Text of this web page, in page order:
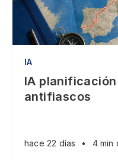
IA
IA
antifiascos
hace 22 días • 4 min